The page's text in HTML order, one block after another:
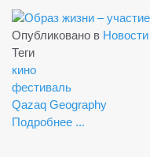
Опубликовано в Новости
Теги
кино
фестиваль
Qazaq Geography
Подробнее ...